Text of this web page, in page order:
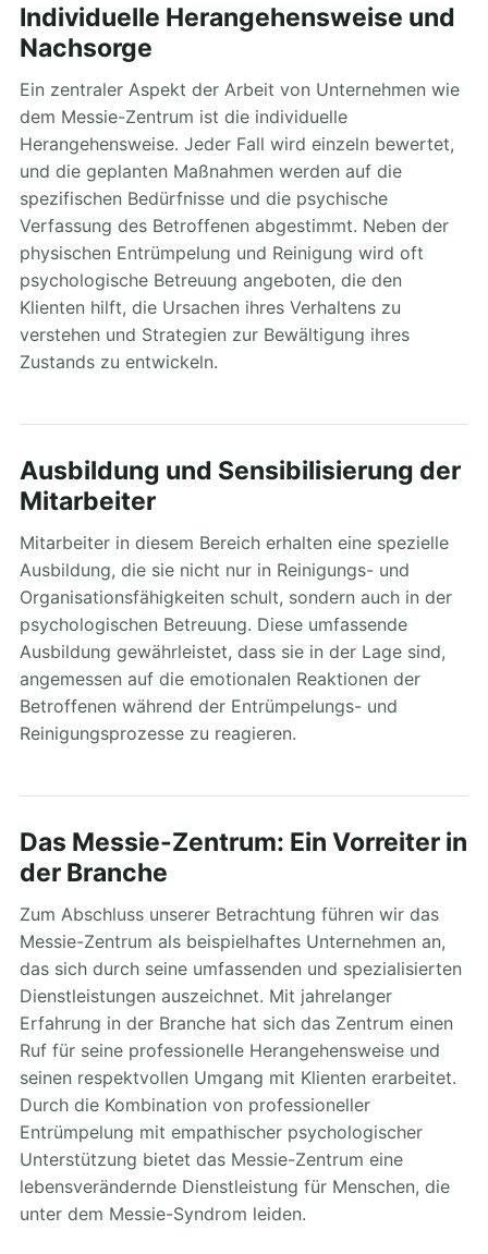
Individuelle Herangehensweise und
Nachsorge
Ein zentraler Aspekt der Arbeit von Unternehmen wie
dem Messie-Zentrum ist die individuelle
Herangehensweise. Jeder Fall wird einzeln bewertet,
und die geplanten Maßnahmen werden auf die
spezifischen Bedürfnisse und die psychische
Verfassung des Betroffenen abgestimmt. Neben der
physischen Entrümpelung und Reinigung wird oft
psychologische Betreuung angeboten, die den
Klienten hilft, die Ursachen ihres Verhaltens zu
verstehen und Strategien zur Bewältigung ihres
Zustands zu entwickeln.
Ausbildung und Sensibilisierung der
Mitarbeiter
Mitarbeiter in diesem Bereich erhalten eine spezielle
Ausbildung, die sie nicht nur in Reinigungs- und
Organisationsfähigkeiten schult, sondern auch in der
psychologischen Betreuung. Diese umfassende
Ausbildung gewährleistet, dass sie in der Lage sind,
angemessen auf die emotionalen Reaktionen der
Betroffenen während der Entrümpelungs- und
Reinigungsprozesse zu reagieren.
Das Messie-Zentrum: Ein Vorreiter in
der Branche
Zum Abschluss unserer Betrachtung führen wir das
Messie-Zentrum als beispielhaftes Unternehmen an,
das sich durch seine umfassenden und spezialisierten
Dienstleistungen auszeichnet. Mit jahrelanger
Erfahrung in der Branche hat sich das Zentrum einen
Ruf für seine professionelle Herangehensweise und
seinen respektvollen Umgang mit Klienten erarbeitet.
Durch die Kombination von professioneller
Entrümpelung mit empathischer psychologischer
Unterstützung bietet das Messie-Zentrum eine
lebensverändernde Dienstleistung für Menschen, die
unter dem Messie-Syndrom leiden.